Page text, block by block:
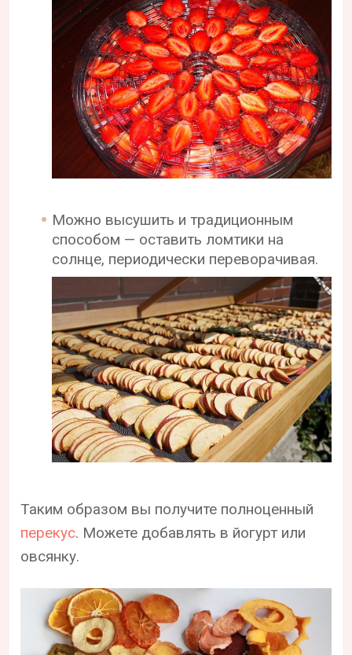
Можно высушить и традиционным
способом — оставить ломтики на
солнце, периодически переворачивая.
Таким образом вы получите полноценный
перекус. Можете добавлять в йогурт или
овсянку.